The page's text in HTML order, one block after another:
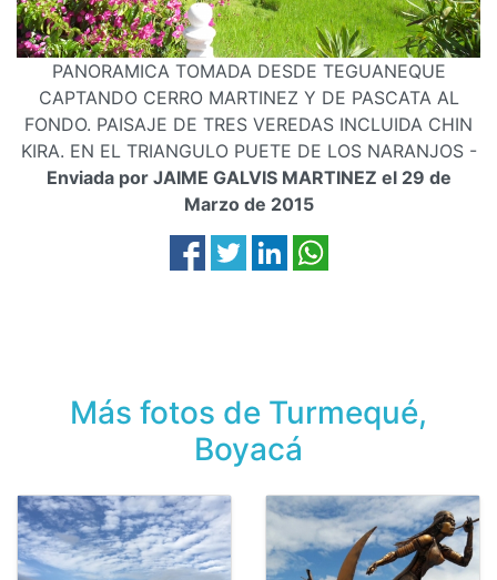
PANORAMICA TOMADA DESDE TEGUANEQUE
CAPTANDO CERRO MARTINEZ Y DE PASCATA AL
FONDO. PAISAJE DE TRES VEREDAS INCLUIDA CHIN
KIRA. EN EL TRIANGULO PUETE DE LOS NARANJOS -
Enviada por JAIME GALVIS MARTINEZ el 29 de
Marzo de 2015
Más fotos de Turmequé,
Boyacá